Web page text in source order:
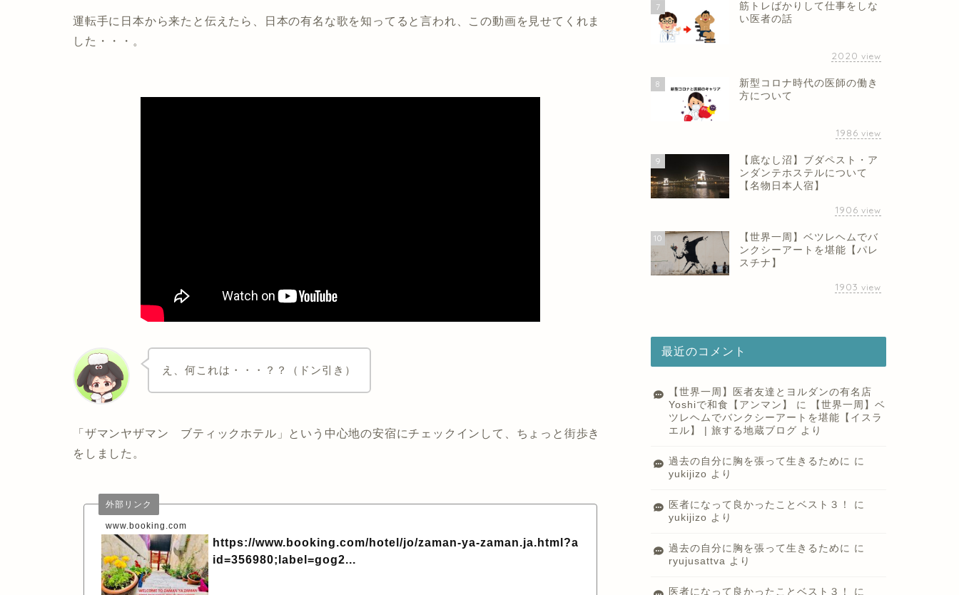
運転手に日本から来たと伝えたら、日本の有名な歌を知ってると言われ、この動画を見せてくれま
した・・・。
え、何これは・・・？？（ドン引き）
「ザマンヤザマン ブティックホテル」という中心地の安宿にチェックインして、ちょっと街歩き
をしました。
www.booking.com
外部リンク
https://www.booking.com/hotel/jo/zaman-ya-zaman.ja.html?a
id=356980;label=gog2...
7
筋トレばかりして仕事をしな
い医者の話
2020 view
8
新型コロナ時代の医師の働き
方について
1986 view
9
【底なし沼】ブダペスト・ア
ンダンテホステルについて
【名物日本人宿】
1906 view
10
【世界一周】ベツレヘムでバ
ンクシーアートを堪能【パレ
スチナ】
1903 view
最近のコメント
【世界一周】医者友達とヨルダンの有名店
Yoshiで和食【アンマン】
に
【世界一周】ベ
ツレヘムでバンクシーアートを堪能【イスラ
エル】 | 旅する地蔵ブログ より
過去の自分に胸を張って生きるために に
yukijizo より
医者になって良かったことベスト３！
に
yukijizo より
過去の自分に胸を張って生きるために に
ryujusattva より
医者になって良かったことベスト３！
に